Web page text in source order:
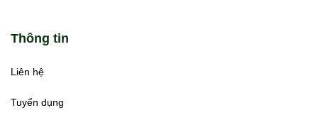
Thông tin
Liên hệ
Tuyển dụng